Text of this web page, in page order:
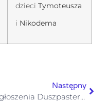
dzieci Tymoteusza
i Nikodema
Następny
Ogłoszenia Duszpasterskie XII Niedziela Zwykła 22 czerwca 2025